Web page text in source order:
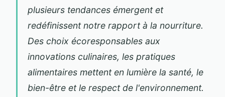
plusieurs tendances émergent et
redéfinissent notre rapport à la nourriture.
Des choix écoresponsables aux
innovations culinaires, les pratiques
alimentaires mettent en lumière la santé, le
bien-être et le respect de l'environnement.